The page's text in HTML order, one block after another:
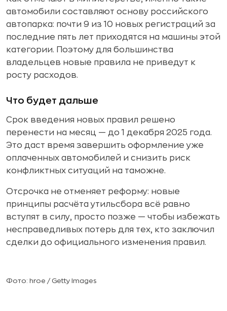
автомобили составляют основу российского
автопарка: почти 9 из 10 новых регистраций за
последние пять лет приходятся на машины этой
категории. Поэтому для большинства
владельцев новые правила не приведут к
росту расходов.
Что будет дальше
Срок введения новых правил решено
перенести на месяц — до 1 декабря 2025 года.
Это даст время завершить оформление уже
оплаченных автомобилей и снизить риск
конфликтных ситуаций на таможне.
Отсрочка не отменяет реформу: новые
принципы расчёта утильсбора всё равно
вступят в силу, просто позже — чтобы избежать
несправедливых потерь для тех, кто заключил
сделки до официального изменения правил.
Фото: hroe / Getty Images